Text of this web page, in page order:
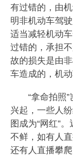
有过错的，由
明非机动车驾
适当减轻机动
过错的，承担
故的损失是由
车造成的，机
“拿命拍照”
兴起，一些人
图成为“网红”
不鲜，如有人
还有人直播攀